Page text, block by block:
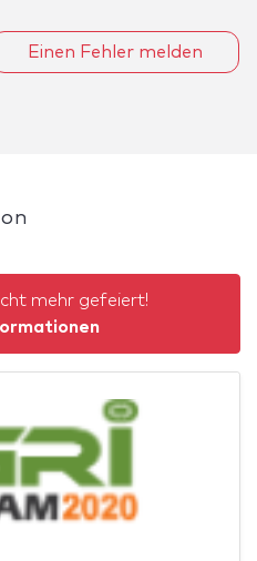
Einen Fehler melden
mehr gefeiert!